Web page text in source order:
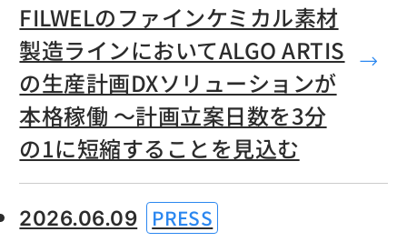
FILWELのファインケミカル素材
製造ラインにおいてALGO ARTIS
の生産計画DXソリューションが
本格稼働 ～計画立案日数を3分
の1に短縮することを見込む
2026.06.09 PRESS